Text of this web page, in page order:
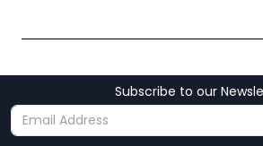
Subscribe to our